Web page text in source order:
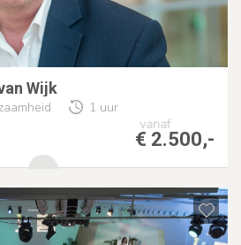
Wijk
1 uur
vanaf
€ 2.500,-